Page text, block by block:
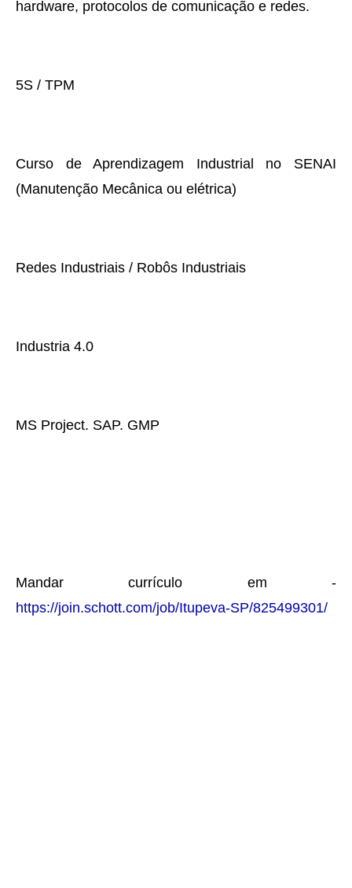
hardware, protocolos de comunicação e redes.
5S / TPM
Curso de Aprendizagem Industrial no SENAI
(Manutenção Mecânica ou elétrica)
Redes Industriais / Robôs Industriais
Industria 4.0
MS Project. SAP. GMP
Mandar currículo em -
https://join.schott.com/job/Itupeva-SP/825499301/